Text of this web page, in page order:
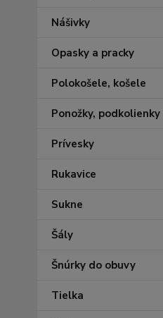
Nášivky
Opasky a pracky
Polokošele, košele
Ponožky, podkolienky
Prívesky
Rukavice
Sukne
Šály
Šnúrky do obuvy
Tielka